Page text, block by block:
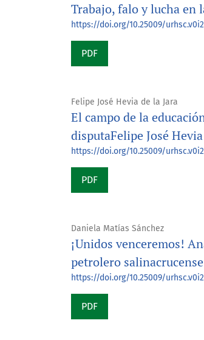
Trabajo, falo y lucha en
https://doi.org/10.25009/
PDF
Felipe José Hevia de la Jara
El campo de la
disputaFelipe José
https://doi.org/10.25009/
PDF
Daniela Matías Sánchez
¡Unidos venceremos!
petrolero salinacrucense
https://doi.org/10.25009/
PDF